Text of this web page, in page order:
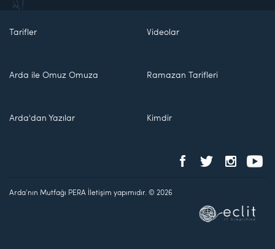
Tarifler Videolar
Arda ile Omuz Omuza Ramazan Tarifleri
Arda'dan Yazılar Kimdir
Arda'nın Mutfağı PERA İletişim yapımıdır. © 2026